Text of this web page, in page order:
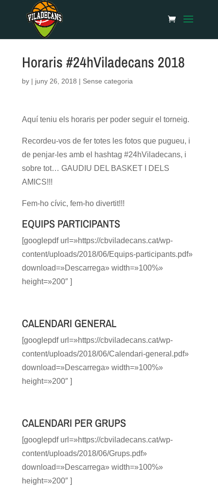
Horaris #24hViladecans 2018
by | juny 26, 2018 | Sense categoria
Aquí teniu els horaris per poder seguir el torneig.
Recordeu-vos de fer totes les fotos que pugueu, i
de penjar-les amb el hashtag #24hViladecans, i
sobre tot… GAUDIU DEL BASKET I DELS
AMICS!!!
Fem-ho cívic, fem-ho divertit!!!
EQUIPS PARTICIPANTS
[googlepdf url=»https://cbviladecans.cat/wp-
content/uploads/2018/06/Equips-participants.pdf»
download=»Descarrega» width=»100%»
height=»200″ ]
CALENDARI GENERAL
[googlepdf url=»https://cbviladecans.cat/wp-
content/uploads/2018/06/Calendari-general.pdf»
download=»Descarrega» width=»100%»
height=»200″ ]
CALENDARI PER GRUPS
[googlepdf url=»https://cbviladecans.cat/wp-
content/uploads/2018/06/Grups.pdf»
download=»Descarrega» width=»100%»
height=»200″ ]